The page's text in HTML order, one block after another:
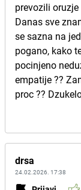
prevozili
Danas sve
se sazna na
pogano, kako
pocinjeno
empatije ??
proc ??
drsa
24.02.2026. 17:38